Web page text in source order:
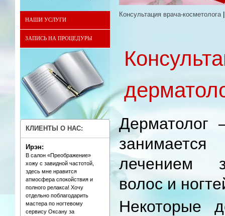
НАШИ УСЛУГИ
ЗАПИСЬ НА ПРОЦЕДУРЫ
КЛИЕНТЫ О НАС:
Ирэн:
В салон «Преображение»
хожу с завидной частотой,
здесь мне нравится
атмосфера спокойствия и
полного релакса! Хочу
отдельно поблагодарить
мастера по ногтевому
сервису Оксану за
Консультация врача-косметолога
Дерматолог
лечением
волос и
Некоторые